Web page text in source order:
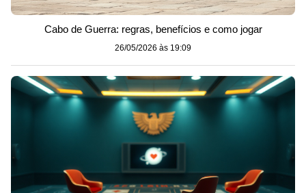
Cabo de Guerra: regras, benefícios e como jogar
26/05/2026 às 19:09